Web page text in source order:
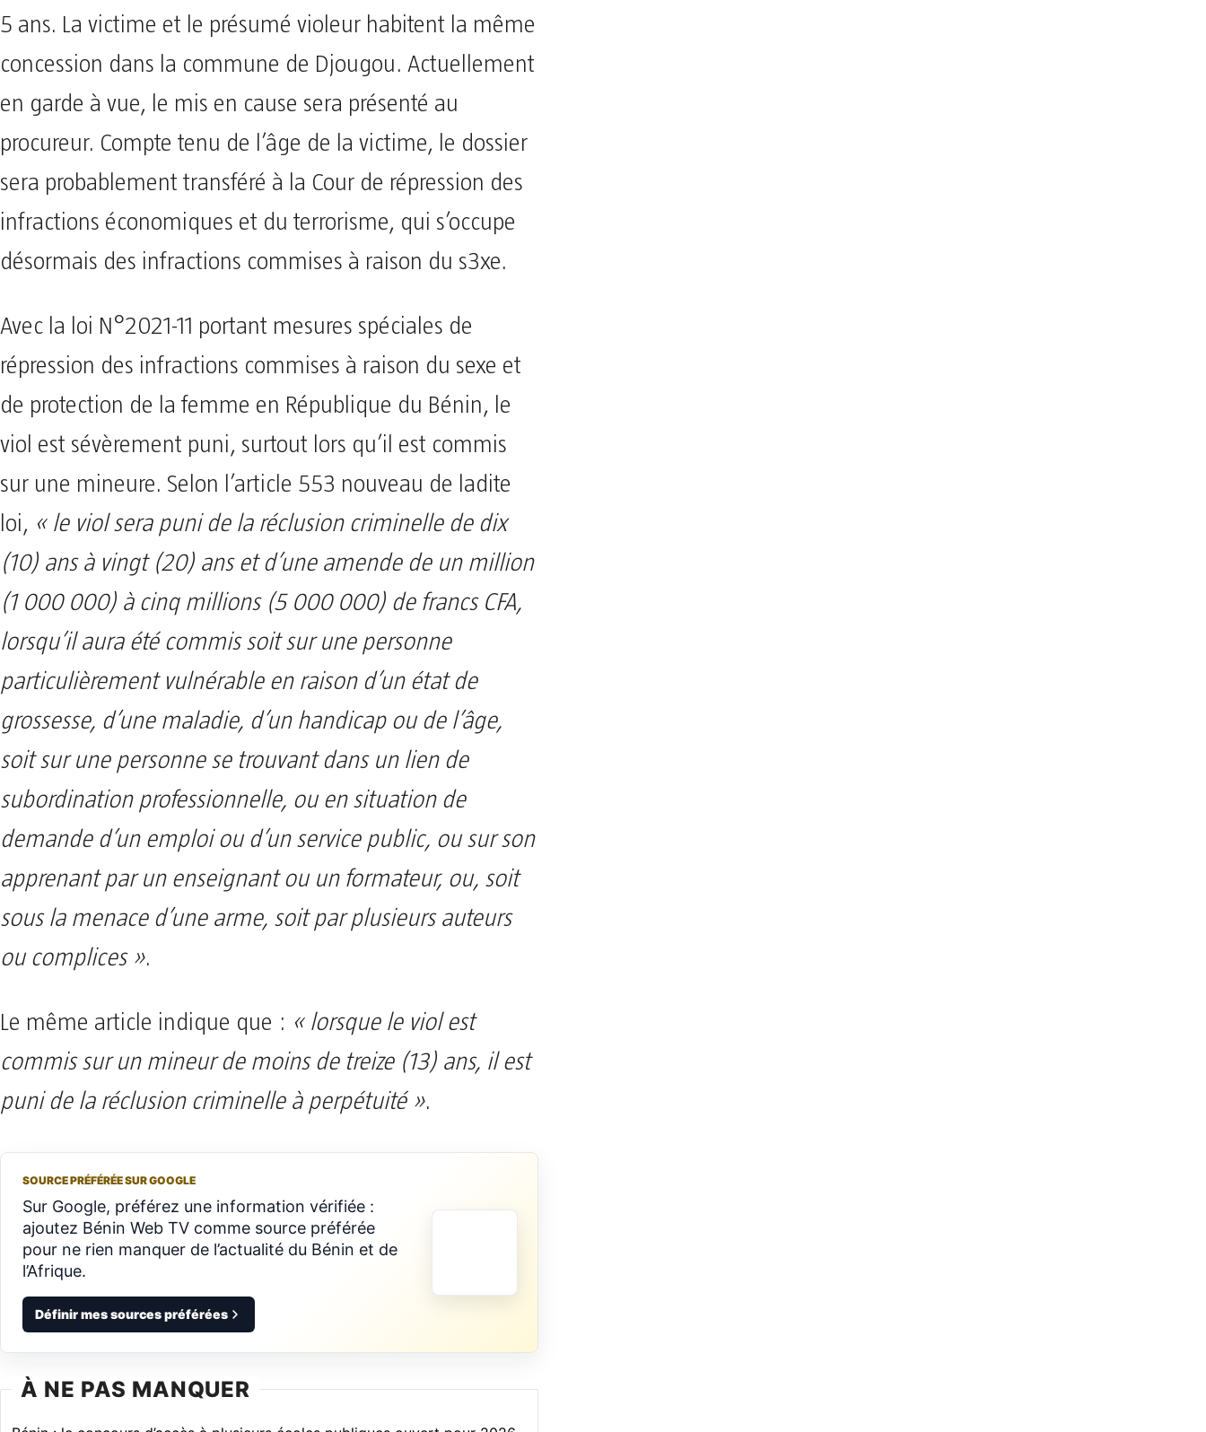
5 ans. La victime et le présumé violeur habitent la même
concession dans la commune de Djougou. Actuellement
en garde à vue, le mis en cause sera présenté au
procureur. Compte tenu de l’âge de la victime, le dossier
sera probablement transféré à la Cour de répression des
infractions économiques et du terrorisme, qui s’occupe
désormais des infractions commises à raison du s3xe.
Avec la loi N°2021-11 portant mesures spéciales de
répression des infractions commises à raison du sexe et
de protection de la femme en République du Bénin, le
viol est sévèrement puni, surtout lors qu’il est commis
sur une mineure. Selon l’article 553 nouveau de ladite
loi, « le viol sera puni de la réclusion criminelle de dix
(10) ans à vingt (20) ans et d’une amende de un million
(1 000 000) à cinq millions (5 000 000) de francs CFA,
lorsqu’il aura été commis soit sur une personne
particulièrement vulnérable en raison d’un état de
grossesse, d’une maladie, d’un handicap ou de l’âge,
soit sur une personne se trouvant dans un lien de
subordination professionnelle, ou en situation de
demande d’un emploi ou d’un service public, ou sur son
apprenant par un enseignant ou un formateur, ou, soit
sous la menace d’une arme, soit par plusieurs auteurs
ou complices ».
Le même article indique que : « lorsque le viol est
commis sur un mineur de moins de treize (13) ans, il est
puni de la réclusion criminelle à perpétuité ».
SOURCE PRÉFÉRÉE SUR GOOGLE
Sur Google, préférez une information vérifiée :
ajoutez Bénin Web TV comme source préférée
pour ne rien manquer de l’actualité du Bénin et de
l’Afrique.
Définir mes sources préférées
À NE PAS MANQUER